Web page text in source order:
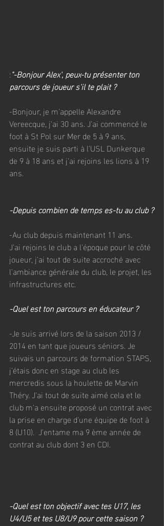
:"-Bonjour Alex', peux-tu présenter ton
parcours de joueur s'il te plait ?
-Bonjour, je m'appelle Alexandre
Vereecque, j'ai 30 ans. J'ai commencé le
foot à St Pol sur Mer de 5 à 9 ans,
ensuite je suis parti à l'USL Dunkerque
de 9 à 18 ans et j'ai rejoins les lions à 19
ans.
-Depuis combien de temps es-tu au club ?
-Au club depuis maintenant 11 ans.
J'ai rejoins le club a l'époque pour le côté
joueur, j'ai tout de suite accroché avec
l'ambiance générale du club, le projet, les
infrastructures etc.
-Quel est ton parcours en éducateur ?
-Je suis arrivé lors de la saison 2013 /
2014 en tant que joueurs séniors. Je
suivais un parcours de formation STAPS,
j'étais donc en stage au club les
mercredis sous la houlette de Marvin
Théry. J'ai tout de suite aimé cela et le
club m'a ensuite proposé un contrat avec
la prise en charge d'une équipe de foot à
8 (U10).  J'entame ma 9 ème année de
contrat au club dont 3 en CDI.
-Quel est ton objectif avec tes U17, les
U4/U5 et tes U8/U9 pour cette saison ?